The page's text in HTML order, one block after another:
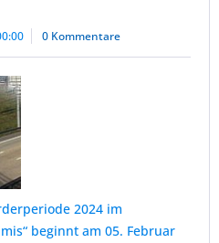
0 Kommentare
2024 im
beginnt am 05. Februar